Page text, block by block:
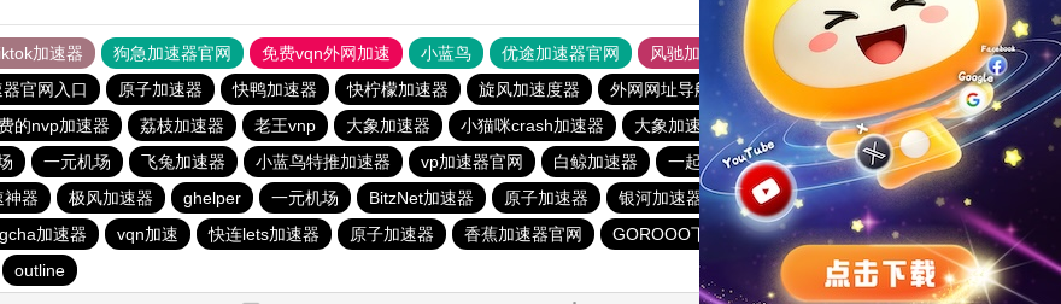
加速器 狗急加速器官网 免费vqn外网加速 小蓝鸟 优途加速器官网 风驰加速器
旋风加速器
官网入口 原子加速器 快鸭加速器 快柠檬加速器 旋风加速度器 外网网址导航 软件中心 雷霆加速
狂飙加速器
的nvp加速器 荔枝加速器 老王vnp 大象加速器 小猫咪crash加速器 大象加速器 银河加速器官网
CC加速器
一元机场 飞兔加速器 小蓝鸟特推加速器 vp加速器官网 白鲸加速器 一起扶墙下载站 元链加速器
毛豆加速器
神器 极风加速器 ghelper 一元机场 BitzNet加速器 原子加速器 银河加速器
免费海外pvn加速器
加速器 vqn加速 快连lets加速器 原子加速器 香蕉加速器官网 GOROOO下载站
永久免费vqn加速外网
outline